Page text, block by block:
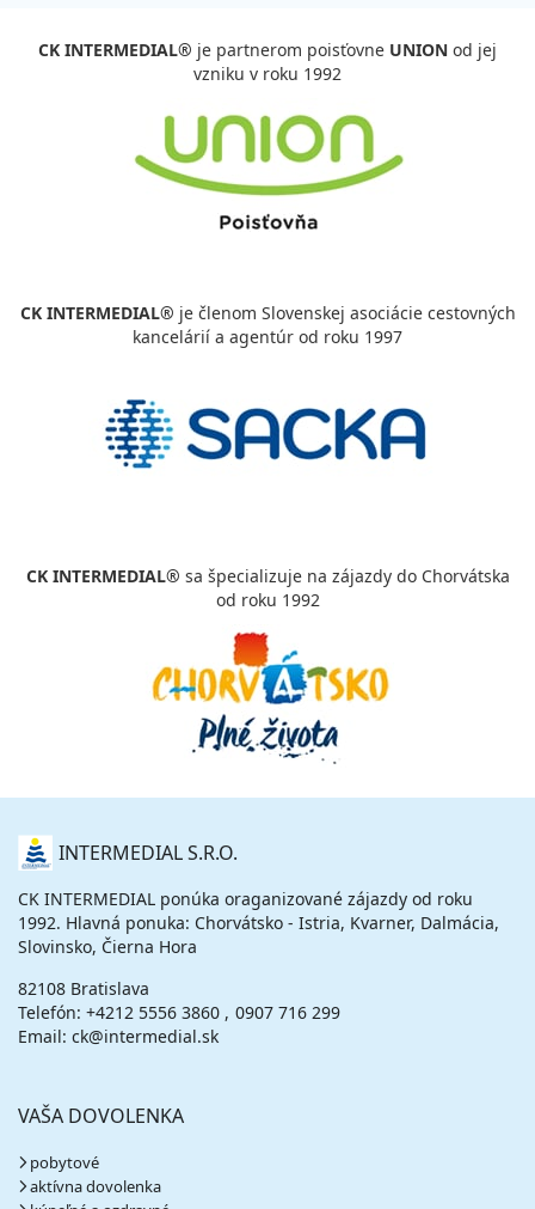
CK INTERMEDIAL® je partnerom poisťovne UNION od jej
vzniku v roku 1992
CK INTERMEDIAL® je členom Slovenskej asociácie cestovných
kancelárií a agentúr od roku 1997
CK INTERMEDIAL® sa špecializuje na zájazdy do Chorvátska
od roku 1992
O
NÁS INTERMEDIAL S.R.O.
CK INTERMEDIAL ponúka oraganizované zájazdy od roku
1992. Hlavná ponuka: Chorvátsko - Istria, Kvarner, Dalmácia,
Slovinsko, Čierna Hora
82108 Bratislava
Telefón: +4212 5556 3860
0907 716 299
Email: ck@intermedial.sk
VAŠA DOVOLENKA
pobytové
aktívna dovolenka